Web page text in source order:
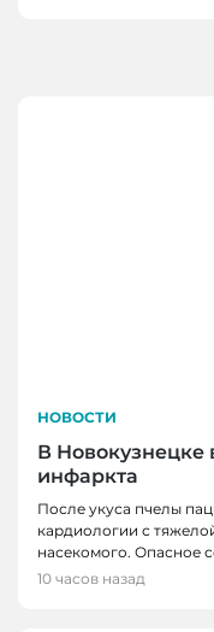
НОВОСТИ
В Новокузнецке
инфаркта
После укуса пчелы
кардиологии с
насекомого. Опасное
10 часов назад